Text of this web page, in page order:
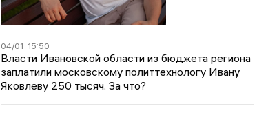
04/01 15:50
Власти Ивановской области из бюджета региона
заплатили московскому политтехнологу Ивану
Яковлеву 250 тысяч. За что?